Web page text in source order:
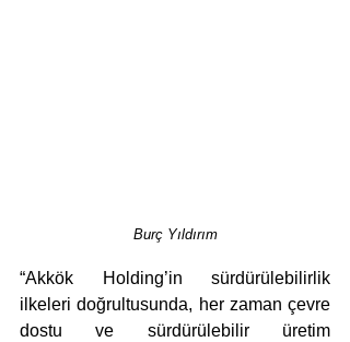
Burç Yıldırım
“Akkök Holding’in sürdürülebilirlik
ilkeleri doğrultusunda, her zaman çevre
dostu ve sürdürülebilir üretim